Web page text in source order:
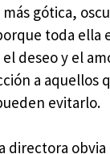
gótica,
toda ella
deseo y el
a aquellos
evitarlo.
directora